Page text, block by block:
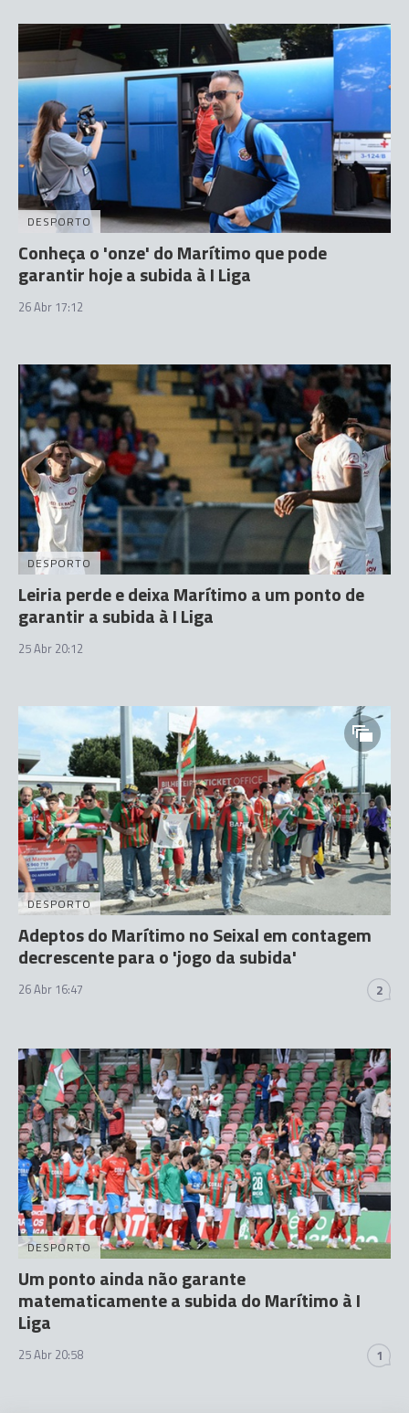
DESPORTO
Conheça o 'onze' do Marítimo que pode
garantir hoje a subida à I Liga
26 Abr 17:12
DESPORTO
Leiria perde e deixa Marítimo a um ponto de
garantir a subida à I Liga
25 Abr 20:12
DESPORTO
Adeptos do Marítimo no Seixal em contagem
decrescente para o 'jogo da subida'
26 Abr 16:47 2
DESPORTO
Um ponto ainda não garante
matematicamente a subida do Marítimo à I
Liga
25 Abr 20:58 1